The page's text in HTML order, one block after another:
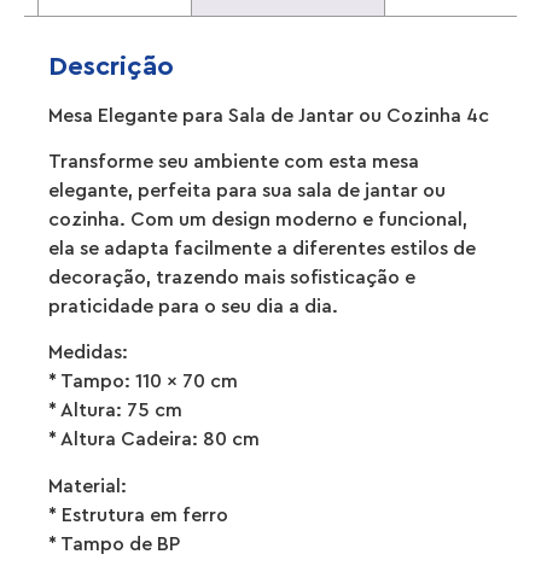
Descrição
Mesa Elegante para Sala de Jantar ou Cozinha 4c
Transforme seu ambiente com esta mesa
elegante, perfeita para sua sala de jantar ou
cozinha. Com um design moderno e funcional,
ela se adapta facilmente a diferentes estilos de
decoração, trazendo mais sofisticação e
praticidade para o seu dia a dia.
Medidas:
* Tampo: 110 x 70 cm
* Altura: 75 cm
* Altura Cadeira: 80 cm
Material:
* Estrutura em ferro
* Tampo de BP